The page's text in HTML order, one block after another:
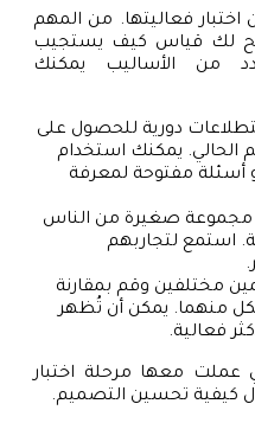
فعاليتها. من المهم
لك قياس كيف يستجيب
من الأساليب يمكنك
دورية للحصول على
الحالي. يمكنك استخدام
أسئلة مفتوحة لمعرفة
مجموعة صغيرة من الناس
استمع لتجاربهم
مختلفين وقم بمقارنة
منهما. يمكن أن تُظهر
فعالية.
عملت معها مرحلة اختبار
كيفية تحسين التصميم.